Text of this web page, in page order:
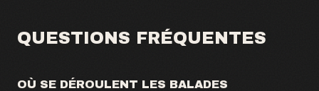
QUESTIONS FRÉQUENTES
OÙ SE DÉROULENT LES BALADES